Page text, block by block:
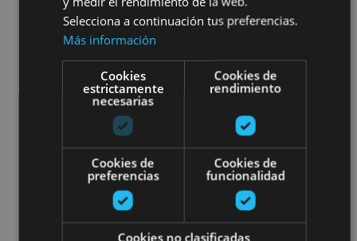
Experiencias sin alojamiento
Gastronomía Enoturismo
Enogastronomía premium
Selecciona a continuación tus preferencias.
Más información
Cookies
estrictamente
necesarias
Cookies de
rendimiento
Cookies de
preferencias
Cookies de
funcionalidad
Cookies no clasificadas